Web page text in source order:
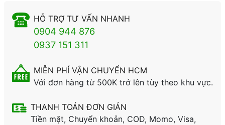
HỖ TRỢ TƯ VẤN NHANH
0904 944 876
0937 151 311
MIỄN PHÍ VẬN CHUYỂN HCM
Với đơn hàng từ 500K trở lên tùy theo khu vực.
THANH TOÁN ĐƠN GIẢN
Tiền mặt, Chuyển khoản, COD, Momo, Visa,